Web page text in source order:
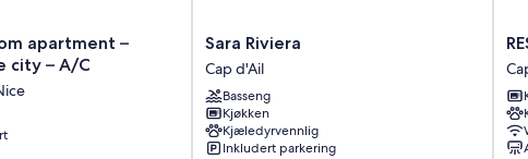
apartment –
city – A/C
Sara
Riviera
Cap
d'Ail
Sara Riviera
Cap d'Ail
Basseng
Kjøkken
Kjæledyrvennlig
Inkludert parkering
CAP